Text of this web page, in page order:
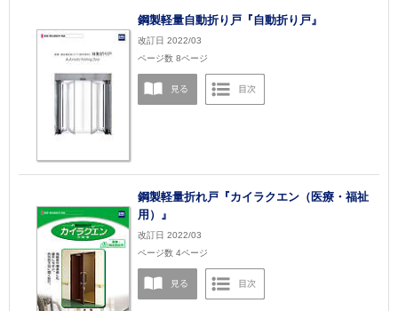
鋼製軽量自動折り戸『自動折り戸』
改訂日 2022/03
ページ数 8ページ
鋼製軽量折れ戸『カイラクエン（医療・福祉
用）』
改訂日 2022/03
ページ数 4ページ